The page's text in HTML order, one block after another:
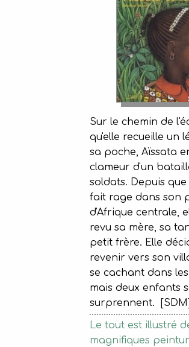
Sur le chemin de
qu'elle recueille un
sa poche, Aïssata
clameur d'un
soldats. Depuis
fait rage dans son
d'Afrique centrale,
revu sa mère, sa
petit frère. Elle
revenir vers son
se cachant dans
mais deux enfants
surprennent.
Le tout est illustré
magnifiques